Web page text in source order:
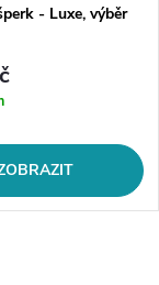
- Luxe, výběr